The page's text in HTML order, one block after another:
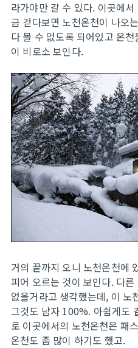
라가야만 갈 수 있다. 이곳에
금 걷다보면 노천온천이 나오
다 볼 수 없도록 되어있고 온
이 비로소 보인다.
거의 끝까지 오니 노천온천에
피어 오르는 것이 보인다. 다
없을거라고 생각했는데, 이 노
그것도 남자 100%. 아쉽게도
로 이곳에서의 노천온천은 패
온천도 좀 많이 하기도 했고.